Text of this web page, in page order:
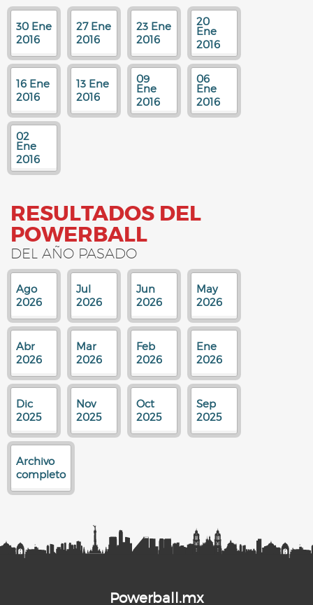
30 Ene
2016
27 Ene
2016
23 Ene
2016
20
Ene
2016
16 Ene
2016
13 Ene
2016
09
Ene
2016
06
Ene
2016
02
Ene
2016
RESULTADOS DEL
POWERBALL
DEL AÑO PASADO
Ago
2026
Jul
2026
Jun
2026
May
2026
Abr
2026
Mar
2026
Feb
2026
Ene
2026
Dic
2025
Nov
2025
Oct
2025
Sep
2025
Archivo
completo
Powerball.mx